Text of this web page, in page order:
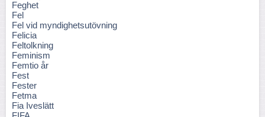
Feghet
Fel
Fel vid myndighetsutövning
Felicia
Feltolkning
Feminism
Femtio år
Fest
Fester
Fetma
Fia Iveslätt